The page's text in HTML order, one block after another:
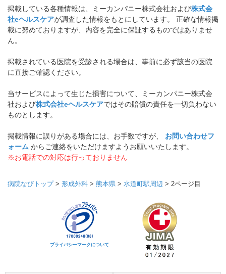
掲載している各種情報は、ミーカンパニー株式会社および株式会
社eヘルスケアが調査した情報をもとにしています。 正確な情報掲
載に努めておりますが、内容を完全に保証するものではありませ
ん。
掲載されている医院を受診される場合は、事前に必ず該当の医院
に直接ご確認ください。
当サービスによって生じた損害について、ミーカンパニー株式会
社および株式会社eヘルスケアではその賠償の責任を一切負わない
ものとします。
掲載情報に誤りがある場合には、お手数ですが、 お問い合わせフ
ォーム からご連絡をいただけますようお願いいたします。
※お電話での対応は行っておりません
病院なびトップ> 形成外科 > 熊本県 > 水道町駅周辺 > 2ページ目
プライバシーマークについて